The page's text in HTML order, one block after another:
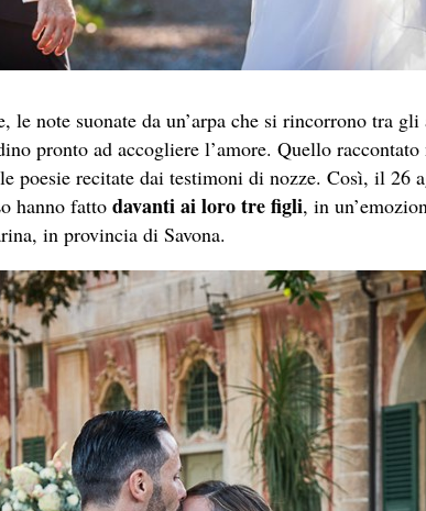
le note suonate da un’arpa che si rincorrono tra
pronto ad accogliere l’amore. Quello
poesie recitate dai testimoni di nozze. Così, il 26
hanno fatto davanti ai loro tre figli, in
in provincia di Savona.